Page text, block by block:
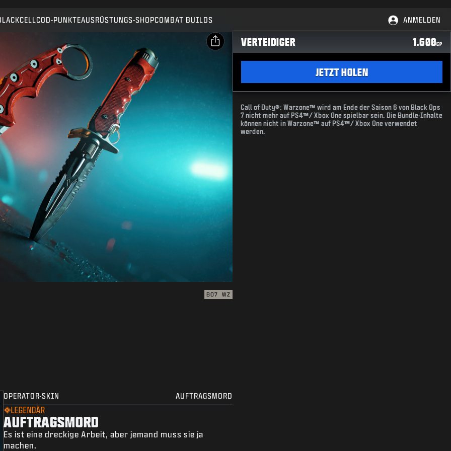
COD-PUNKTEAUSRÜSTUNGS-SHOPCOMBAT BUILDS ANMELDEN
SENDEN
KAUF BESTÄTIGEN
ABBRECHEN
Activision kann diese In-Game-Inhalte jederzeit
aktualisieren, ersetzen oder entfernen.
TEILEN
BO7 WZ
OPERATOR-SKIN AUFTRAGSMORD
LEGENDÄR
AUFTRAGSMORD
Es ist eine dreckige Arbeit, aber jemand muss sie ja
machen.
VERTEIDIGER 1.600CP
JETZT HOLEN
Call of Duty®: Warzone™ wird am Ende der Saison 6 von Black Ops
7 nicht mehr auf PS4™/ Xbox One spielbar sein. Die Bundle-Inhalte
können nicht in Warzone™ auf PS4™/ Xbox One verwendet
werden.